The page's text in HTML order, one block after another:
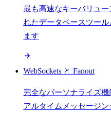
最も高速なキーバリュ
れたデータベースツー
ます
WebSockets と Fanout
完全なパーソナライズ
アルタイムメッセージ